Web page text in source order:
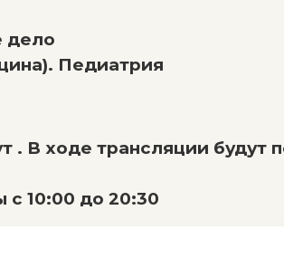
дело
Педиатрия
. В ходе трансляции будут
с 10:00 до 20:30